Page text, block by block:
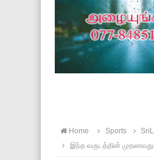
Home Sports
இந்த வருடத்தின்